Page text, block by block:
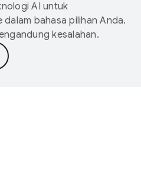
AI untuk
bahasa pilihan Anda.
kesalahan.